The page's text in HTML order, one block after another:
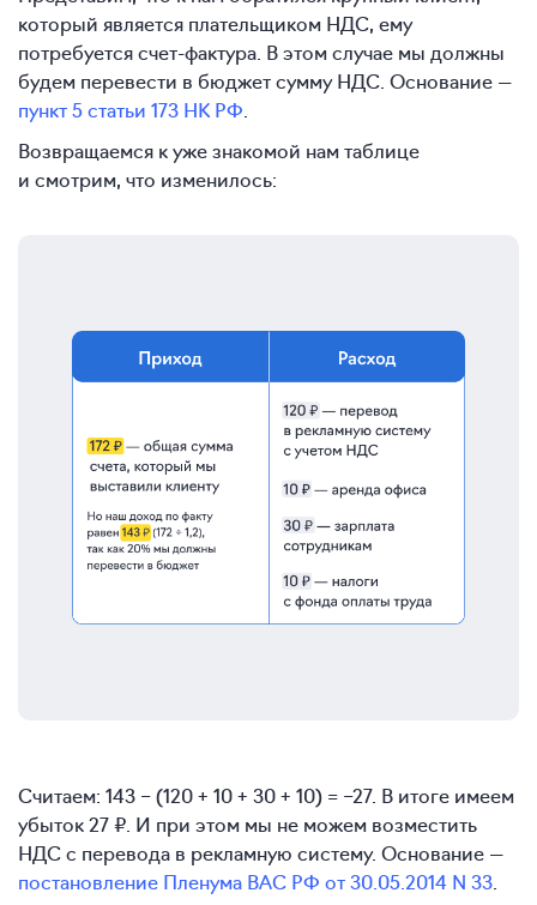
который является плательщиком НДС, ему
потребуется счет-фактура. В этом случае мы должны
будем перевести в бюджет сумму НДС. Основание —
пункт 5 статьи 173 НК РФ
Возвращаемся к уже знакомой нам таблице
и смотрим, что изменилось:
Считаем: 143 − (120 + 10 + 30 + 10) = −27. В итоге имеем
убыток 27 ₽. И при этом мы не можем возместить
НДС с перевода в рекламную систему. Основание —
постановление Пленума ВАС РФ от 30.05.2014 N 33